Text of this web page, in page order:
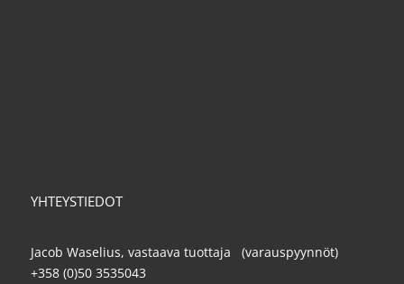
YHTEYSTIEDOT
Jacob Waselius, vastaava tuottaja (varauspyynnöt)
+358 (0)50 3535043